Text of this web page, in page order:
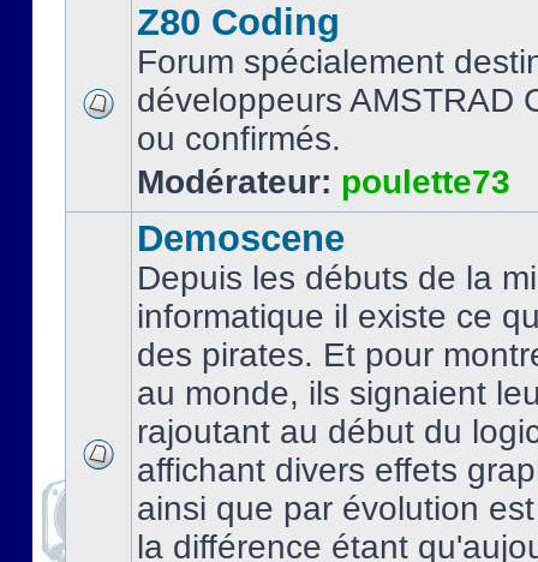
Z80 Coding
Forum spécialement
développeurs AMSTRAD
ou confirmés.
Modérateur: poulette73
Demoscene
Depuis les débuts de la
informatique il existe ce
des pirates. Et pour
au monde, ils signaient
rajoutant au début du
affichant divers effets
ainsi que par évolution
la différence étant